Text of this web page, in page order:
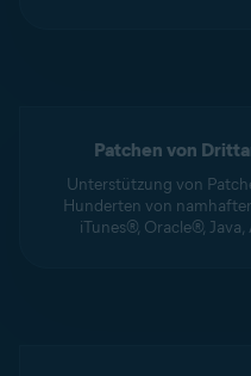
Patchen von
Unterstützung von
Hunderten von
iTunes®, Oracle®,